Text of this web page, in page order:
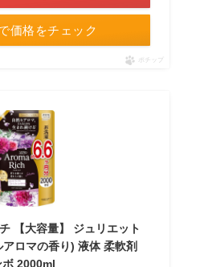
価格をチェック
ポチップ
【大容量】 ジュリエット
ロマの香り) 液体 柔軟剤
2000ml